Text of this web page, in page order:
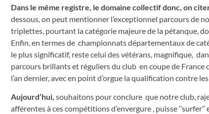
Dans le même registre, le domaine collectif donc, on
dessous, on peut mentionner l’exceptionnel parcours de
triplettes, pourtant la catégorie majeure de la pétanque,
Enfin, en termes de championnats départementaux de
le plus significatif, reste celui des vétérans, magnifique,
parcours brillants et réguliers du club en coupe de
l’an dernier, avec en point d’orgue la qualification contre
Aujourd’hui, souhaitons pour conclure que notre club,
afférentes à ces compétitions d’envergure , puisse